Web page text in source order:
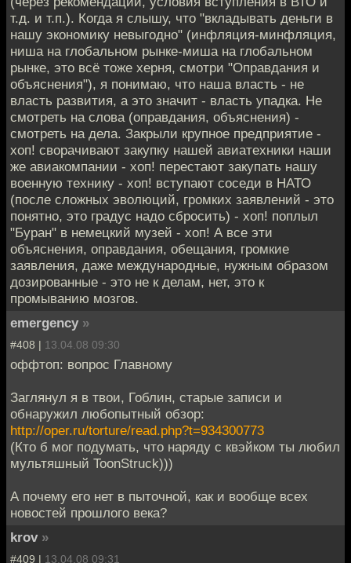
т.д. и т.п.). Когда я слышу, что "вкладывать деньги в
нашу экономику невыгодно" (инфляция-минфляция,
ниша на глобальном рынке-миша на глобальном
рынке, это всё тоже херня, смотри "Оправдания и
объяснения"), я понимаю, что наша власть - не
власть развития, а это значит - власть упадка. Не
смотреть на слова (оправдания, объяснения) -
смотреть на дела. Закрыли крупное предприятие -
хоп! сворачивают закупку нашей авиатехники наши
же авиакомпании - хоп! перестают закупать нашу
военную технику - хоп! вступают соседи в НАТО
(после сложных эволюций, громких заявлений - это
понятно, это градус надо сбросить) - хоп! поплыл
"Буран" в немецкий музей - хоп! А все эти
объяснения, оправдания, обещания, громкие
заявления, даже международные, нужным образом
дозированные - это не к делам, нет, это к
промыванию мозгов.
emergency »
#408 | 13.04.08 09:30
оффтоп: вопрос Главному
Заглянул я в твои, Гоблин, старые записи и
обнаружил любопытный обзор:
http://oper.ru/torture/read.php?t=934300773
(Кто б мог подумать, что наряду с квэйком ты любил
мультяшный ToonStruck)))
А почему его нет в пыточной, как и вообще всех
новостей прошлого века?
krov »
#409 | 13.04.08 09:31